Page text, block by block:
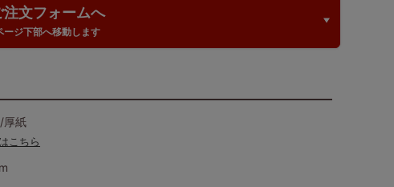
注文フォームへ
ージ下部へ移動します
紙
こちら